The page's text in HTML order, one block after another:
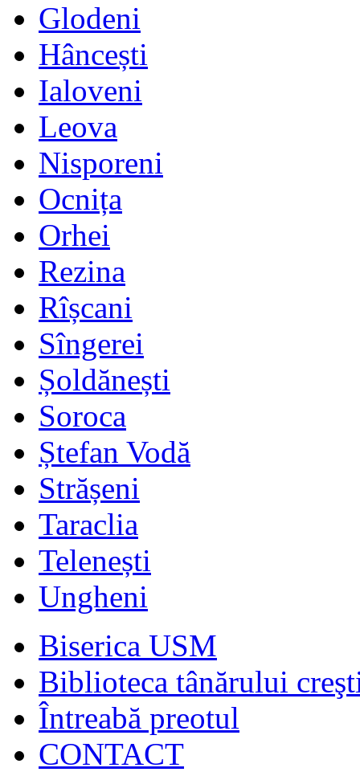
Glodeni
Hâncești
Ialoveni
Leova
Nisporeni
Ocnița
Orhei
Rezina
Rîșcani
Sîngerei
Șoldănești
Soroca
Ștefan Vodă
Strășeni
Taraclia
Telenești
Ungheni
Biserica USM
Biblioteca tânărului
Întreabă preotul
CONTACT